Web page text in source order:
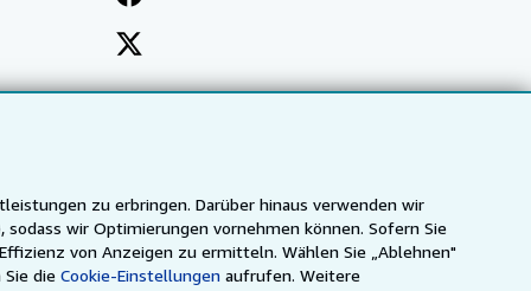
zu erbringen. Darüber hinaus verwenden wir
sodass wir Optimierungen vornehmen können. Sofern Sie
von Anzeigen zu ermitteln. Wählen Sie „Ablehnen"
Sie dieCookie-Einstellungen aufrufen. Weitere